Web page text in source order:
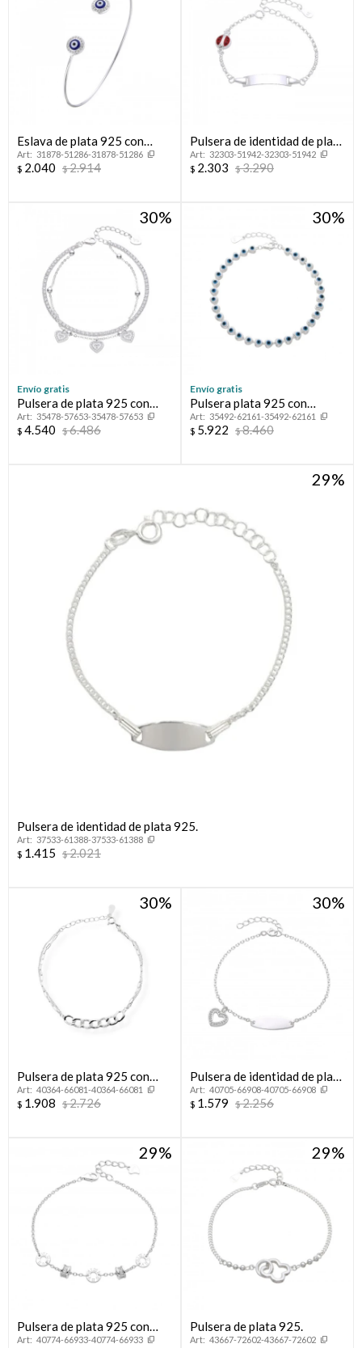
Eslava de plata 925 con
circonias y esmalte, OJO
TURCO.
31878-51286-31878-51286
$ 2.040 $2.914
Pulsera de identidad de plata
925 con dije
32303-51942-32303-51942
$ 2.303 $3.290
30
Envío gratis
Pulsera de plata 925 con
circonia, TENNIS.
35478-57653-35478-57653
$ 4.540 $6.486
30
Envío gratis
Pulsera plata 925 con
esmalte.
35492-62161-35492-62161
$ 5.922 $8.460
29
Pulsera de identidad de plata 925.
37533-61388-37533-61388
$ 1.415 $2.021
30
Pulsera de plata 925 con
circonias.
40364-66081-40364-66081
$ 1.908 $2.726
30
Pulsera de identidad de plata
925 con dije.
40705-66908-40705-66908
$ 1.579 $2.256
29
Pulsera de plata 925 con
circonias.
40774-66933-40774-66933
29
Pulsera de plata 925.
43667-72602-43667-72602